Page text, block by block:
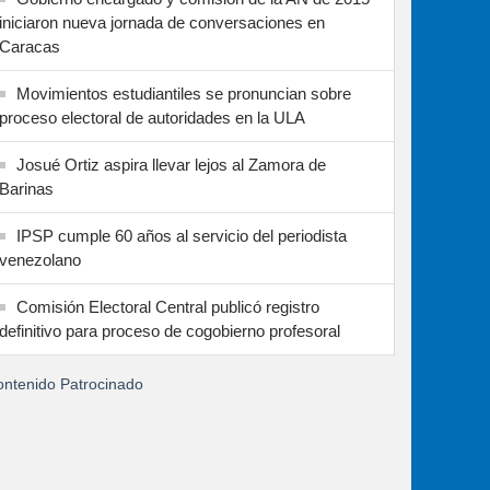
iniciaron nueva jornada de conversaciones en
Caracas
Movimientos estudiantiles se pronuncian sobre
proceso electoral de autoridades en la ULA
Josué Ortiz aspira llevar lejos al Zamora de
Barinas
IPSP cumple 60 años al servicio del periodista
venezolano
Comisión Electoral Central publicó registro
definitivo para proceso de cogobierno profesoral
Patrocinado